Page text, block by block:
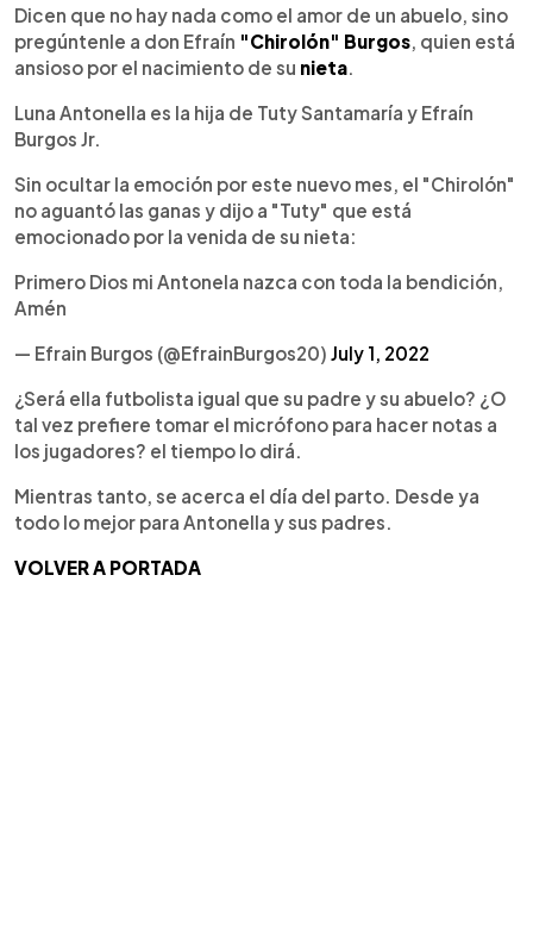
Escuchar artículo
Dicen que no hay nada como el amor de un abuelo, sino
pregúntenle a don Efraín "Chirolón" Burgos, quien está
ansioso por el nacimiento de su nieta.
Luna Antonella es la hija de Tuty Santamaría y Efraín
Burgos Jr.
Sin ocultar la emoción por este nuevo mes, el "Chirolón"
no aguantó las ganas y dijo a "Tuty" que está
emocionado por la venida de su nieta:
Primero Dios mi Antonela nazca con toda la bendición,
Amén
— Efrain Burgos (@EfrainBurgos20) July 1, 2022
¿Será ella futbolista igual que su padre y su abuelo? ¿O
tal vez prefiere tomar el micrófono para hacer notas a
los jugadores? el tiempo lo dirá.
Mientras tanto, se acerca el día del parto. Desde ya
todo lo mejor para Antonella y sus padres.
VOLVER A PORTADA